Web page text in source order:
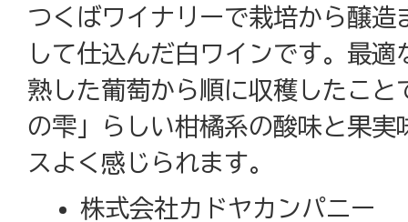
つくばワイナリーで栽培から醸造
して仕込んだ白ワインです。最適
熟した葡萄から順に収穫したこと
の雫」らしい柑橘系の酸味と果実
スよく感じられます。
株式会社カドヤカンパニー